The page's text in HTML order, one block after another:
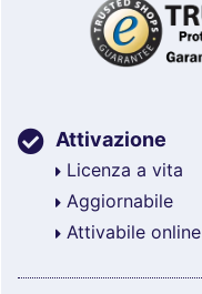
Attivazione
Licenza a vita
Aggiornabile
Attivabile online